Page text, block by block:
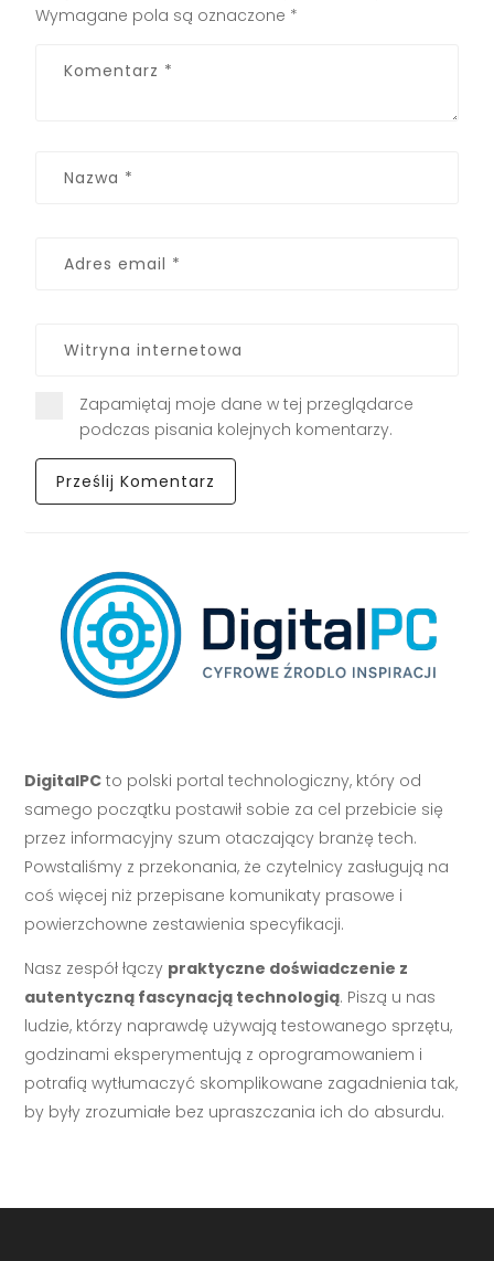
Wymagane pola są oznaczone *
Zapamiętaj moje dane w tej przeglądarce
podczas pisania kolejnych komentarzy.
DigitalPC to polski portal technologiczny, który od
samego początku postawił sobie za cel przebicie się
przez informacyjny szum otaczający branżę tech.
Powstaliśmy z przekonania, że czytelnicy zasługują na
coś więcej niż przepisane komunikaty prasowe i
powierzchowne zestawienia specyfikacji.
Nasz zespół łączy praktyczne doświadczenie z
autentyczną fascynacją technologią. Piszą u nas
ludzie, którzy naprawdę używają testowanego sprzętu,
godzinami eksperymentują z oprogramowaniem i
potrafią wytłumaczyć skomplikowane zagadnienia tak,
by były zrozumiałe bez upraszczania ich do absurdu.